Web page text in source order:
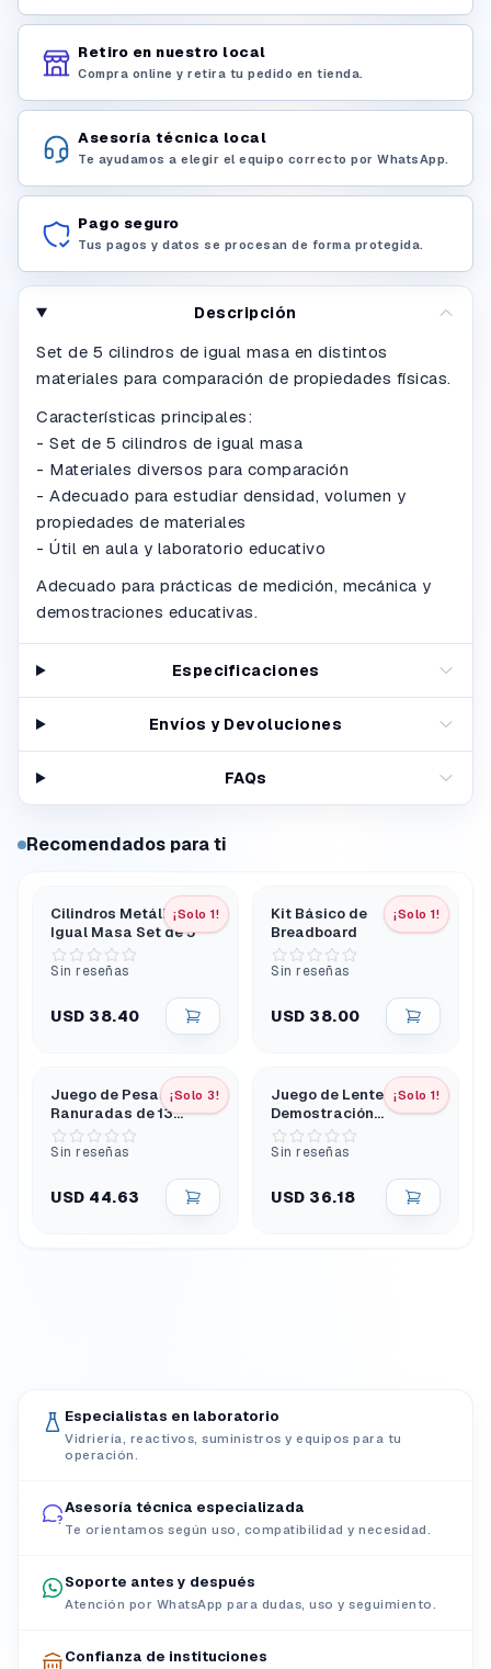
Retiro en nuestro local
Compra online y retira tu pedido en tienda.
Asesoría técnica local
Te ayudamos a elegir el equipo correcto por WhatsApp.
Pago seguro
Tus pagos y datos se procesan de forma protegida.
Descripción
Set de 5 cilindros de igual masa en distintos
materiales para comparación de propiedades físicas.
Características principales:
- Set de 5 cilindros de igual masa
- Materiales diversos para comparación
- Adecuado para estudiar densidad, volumen y
propiedades de materiales
- Útil en aula y laboratorio educativo
Adecuado para prácticas de medición, mecánica y
demostraciones educativas.
Especificaciones
Envíos y Devoluciones
FAQs
Recomendados para ti
¡Solo 1!
Cilindros Metálicos de
Igual Masa Set de 5
Sin reseñas
USD 38.40
¡Solo 1!
Kit Básico de
Breadboard
Sin reseñas
USD 38.00
¡Solo 3!
Juego de Pesas
Ranuradas de 13
Piezas Latón
Sin reseñas
USD 44.63
¡Solo 1!
Juego de Lentes de
Demostración
Acrílicas de 50 mm
Sin reseñas
USD 36.18
Especialistas en laboratorio
Vidriería, reactivos, suministros y equipos para tu
operación.
Asesoría técnica especializada
Te orientamos según uso, compatibilidad y necesidad.
Soporte antes y después
Atención por WhatsApp para dudas, uso y seguimiento.
Confianza de instituciones